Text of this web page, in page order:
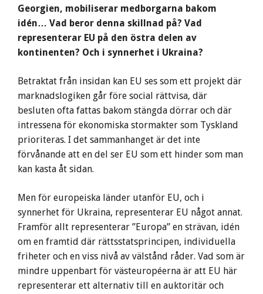
Georgien, mobiliserar medborgarna bakom
idén… Vad beror denna skillnad på? Vad
representerar EU på den östra delen av
kontinenten? Och i synnerhet i Ukraina?
Betraktat från insidan kan EU ses som ett projekt där
marknadslogiken går före social rättvisa, där
besluten ofta fattas bakom stängda dörrar och där
intressena för ekonomiska stormakter som Tyskland
prioriteras. I det sammanhanget är det inte
förvånande att en del ser EU som ett hinder som man
kan kasta åt sidan.
Men för europeiska länder utanför EU, och i
synnerhet för Ukraina, representerar EU något annat.
Framför allt representerar ”Europa” en strävan, idén
om en framtid där rättsstatsprincipen, individuella
friheter och en viss nivå av välstånd råder. Vad som är
mindre uppenbart för västeuropéerna är att EU här
representerar ett alternativ till en auktoritär och